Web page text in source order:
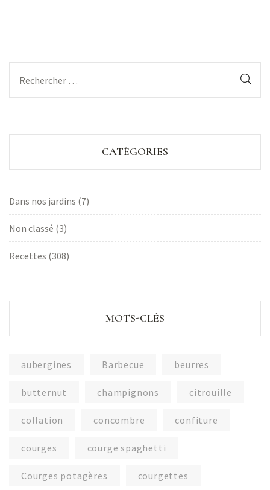
CATÉGORIES
Dans nos jardins (7)
Non classé (3)
Recettes (308)
MOTS-CLÉS
aubergines Barbecue beurres
butternut champignons citrouille
collation concombre confiture
courges courge spaghetti
Courges potagères courgettes